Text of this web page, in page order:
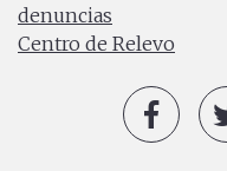
denuncias
Centro de Relevo